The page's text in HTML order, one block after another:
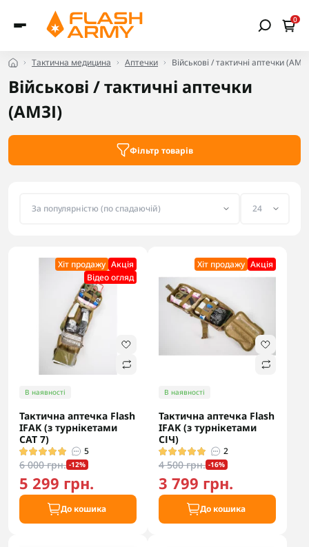
0
Тактична медицина Аптечки Військові / тактичні аптечки
Військові / тактичні аптечки
(AMЗІ)
Фільтр товарів
Хіт продажу Акцiя
Відео огляд
В наявності
Тактична аптечка Flash
IFAK (з турнікетами
CAT 7)
5
6 000 грн. -12%
5 299 грн.
До кошика
Хіт продажу Акцiя
В наявності
Тактична аптечка Flash
IFAK (з турнікетами
СІЧ)
2
4 500 грн. -16%
3 799 грн.
До кошика